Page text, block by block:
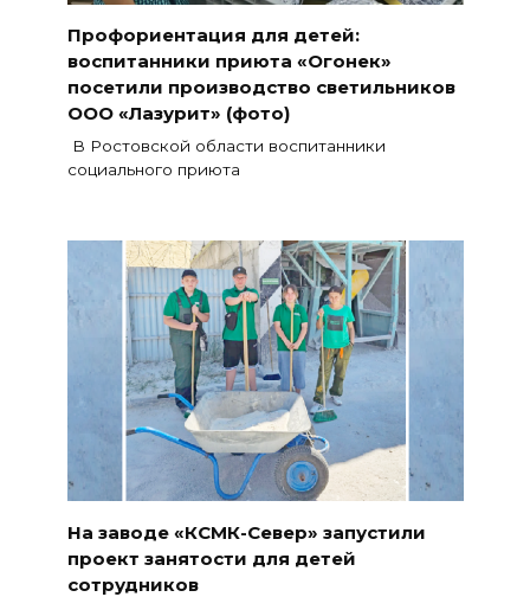
Профориентация для детей:
воспитанники приюта «Огонек»
посетили производство светильников
ООО «Лазурит» (фото)
В Ростовской области воспитанники
социального приюта
На заводе «КСМК-Север» запустили
проект занятости для детей
сотрудников